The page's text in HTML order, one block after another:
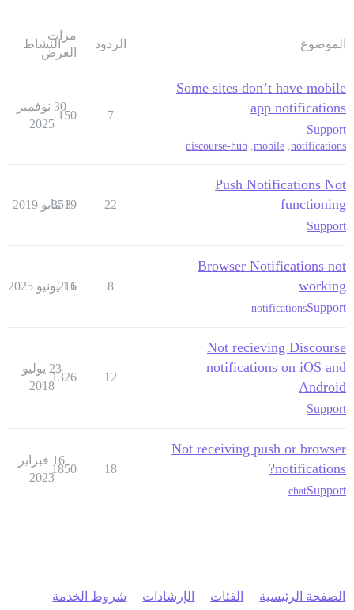
الموضوع الردود
مرات
العرض
النشاط
Some sites don’t have mobile
app notifications
Support
notifications
,
mobile
,
discourse-hub
7
150
30 نوفمبر
2025
Push Notifications Not
functioning
Support
22
3519
3 مايو 2019
Browser Notifications not
working
Support
notifications
8
216
13 يونيو 2025
Not recieving Discourse
notifications on iOS and
Android
Support
12
1326
23 يوليو
2018
Not receiving push or browser
notifications?
Support
chat
18
1850
16 فبراير
2023
الصفحة الرئيسية الفئات الإرشادات شروط الخدمة